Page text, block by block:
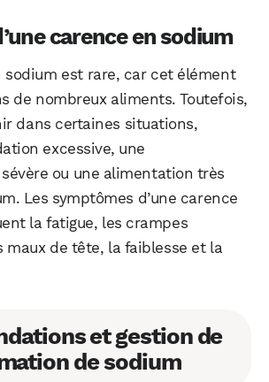
carence en sodium
sodium est rare, car cet élément
de nombreux aliments. Toutefois,
dans certaines situations,
excessive, une
sévère ou une alimentation très
Les symptômes d’une carence
la fatigue, les crampes
maux de tête, la faiblesse et la
et gestion de
de sodium